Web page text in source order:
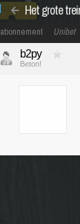
Het grote
abonnement Unibet
b2py
Beton!